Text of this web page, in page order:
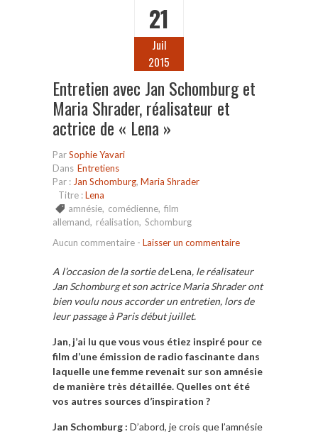
21
Juil
2015
Entretien avec Jan Schomburg et
Maria Shrader, réalisateur et
actrice de « Lena »
ParSophie Yavari
Dans Entretiens
Par : Jan Schomburg, Maria Shrader
Titre :Lena
amnésie, comédienne, film
allemand, réalisation, Schomburg
Aucun commentaire - Laisser un commentaire
A l’occasion de la sortie deLena, le réalisateur
Jan Schomburg et son actrice Maria Shrader ont
bien voulu nous accorder un entretien, lors de
leur passage à Paris début juillet.
Jan, j’ai lu que vous vous étiez inspiré pour ce
film d’une émission de radio fascinante dans
laquelle une femme revenait sur son amnésie
de manière très détaillée. Quelles ont été
vos autres sources d’inspiration ?
Jan Schomburg : D’abord, je crois que l’amnésie